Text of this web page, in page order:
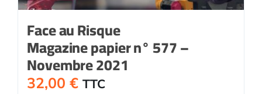
Face au Risque
Magazine papier n° 577 –
Novembre 2021
32,00 € TTC